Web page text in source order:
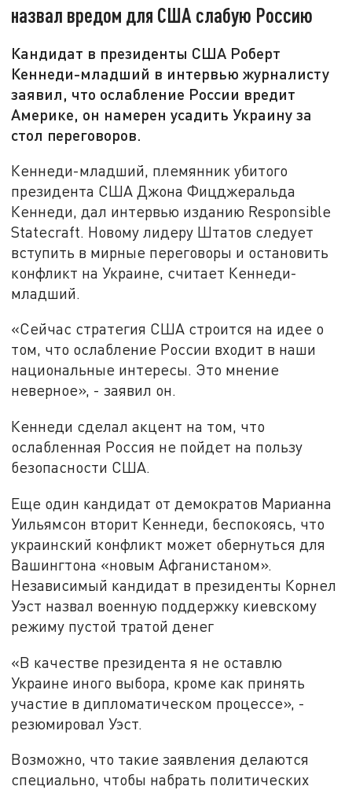
назвал вредом для США слабую Россию
Кандидат в президенты США Роберт
Кеннеди-младший в интервью журналисту
заявил, что ослабление России вредит
Америке, он намерен усадить Украину за
стол переговоров.
Кеннеди-младший, племянник убитого
президента США Джона Фицджеральда
Кеннеди, дал интервью изданию Responsible
Statecraft. Новому лидеру Штатов следует
вступить в мирные переговоры и остановить
конфликт на Украине, считает Кеннеди-
младший.
«Сейчас стратегия США строится на идее о
том, что ослабление России входит в наши
национальные интересы. Это мнение
неверное», - заявил он.
Кеннеди сделал акцент на том, что
ослабленная Россия не пойдет на пользу
безопасности США.
Еще один кандидат от демократов Марианна
Уильямсон вторит Кеннеди, беспокоясь, что
украинский конфликт может обернуться для
Вашингтона «новым Афганистаном».
Независимый кандидат в президенты Корнел
Уэст назвал военную поддержку киевскому
режиму пустой тратой денег
«В качестве президента я не оставлю
Украине иного выбора, кроме как принять
участие в дипломатическом процессе», -
резюмировал Уэст.
Возможно, что такие заявления делаются
специально, чтобы набрать политических